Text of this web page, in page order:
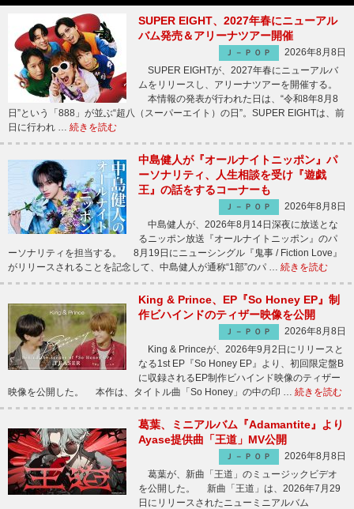
SUPER EIGHT、2027年春にニューアル
バム発売＆アリーナツアー開催
Ｊ－ＰＯＰ
2026年8月8日
SUPER EIGHTが、2027年春にニューアルバ
ムをリリースし、アリーナツアーを開催する。
本情報の発表が行われた日は、“令和8年8月8
日”という「888」が並ぶ“超八（スーパーエイト）の日”。SUPER EIGHTは、前
日に行われ … 続きを読む
中島健人が『オールナイトニッポン』パ
ーソナリティ、人生相談を受け『遊戯
王』の話をするコーナーも
Ｊ－ＰＯＰ
2026年8月8日
中島健人が、2026年8月14日深夜に放送とな
るニッポン放送『オールナイトニッポン』のパ
ーソナリティを担当する。 8月19日にニューシングル『鬼事 / Fiction Love』
がリリースされることを記念して、中島健人が通称“1部”のパ … 続きを読む
King & Prince、EP『So Honey EP』制
作ビハインドのティザー映像を公開
Ｊ－ＰＯＰ
2026年8月8日
King & Princeが、2026年9月2日にリリースと
なる1st EP『So Honey EP』より、初回限定盤B
に収録されるEP制作ビハインド映像のティザー
映像を公開した。 本作は、タイトル曲「So Honey」の中の印 … 続きを読む
葛葉、ミニアルバム『Adamantite』より
Ayase提供曲「王道」MV公開
Ｊ－ＰＯＰ
2026年8月8日
葛葉が、新曲「王道」のミュージックビデオ
を公開した。 新曲「王道」は、2026年7月29
日にリリースされたニューミニアルバム